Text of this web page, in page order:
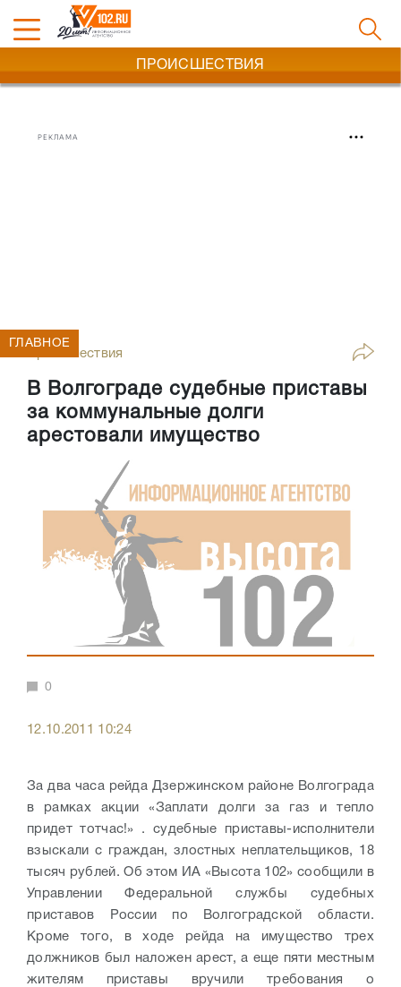
ПРОИСШЕСТВИЯ
РЕКЛАМА
Происшествия
В Волгограде судебные приставы
за коммунальные долги
арестовали имущество
ГЛАВНОЕ
0
12.10.2011 10:24
За два часа рейда Дзержинском районе Волгограда
в рамках акции «Заплати долги за газ и тепло
придет тотчас!» . судебные приставы-исполнители
взыскали с граждан, злостных неплательщиков, 18
тысяч рублей. Об этом ИА «Высота 102» сообщили в
Управлении Федеральной службы судебных
приставов России по Волгоградской области.
Кроме того, в ходе рейда на имущество трех
должников был наложен арест, а еще пяти местным
жителям приставы вручили требования о